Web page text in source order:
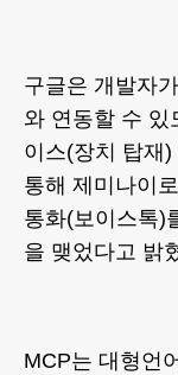
구글은 개발자
와 연동할 수 있
이스(장치 탑재
통해 제미나이
통화(보이스톡)
을 맺었다고 밝
MCP는 대형언